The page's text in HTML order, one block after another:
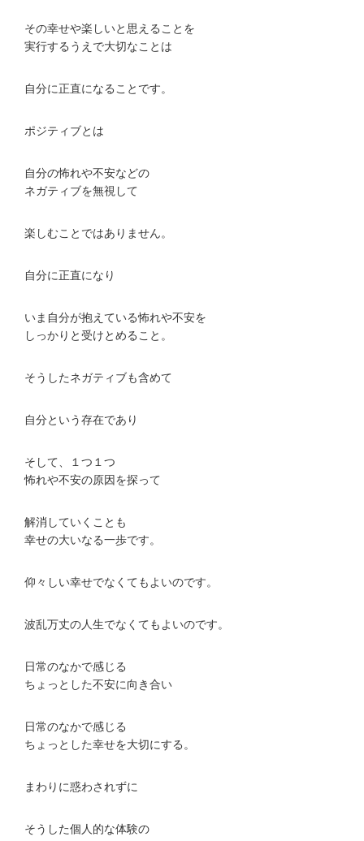
その幸せや楽しいと思えることを
実行するうえで大切なことは
自分に正直になることです。
ポジティブとは
自分の怖れや不安などの
ネガティブを無視して
楽しむことではありません。
自分に正直になり
いま自分が抱えている怖れや不安を
しっかりと受けとめること。
そうしたネガティブも含めて
自分という存在であり
そして、１つ１つ
怖れや不安の原因を探って
解消していくことも
幸せの大いなる一歩です。
仰々しい幸せでなくてもよいのです。
波乱万丈の人生でなくてもよいのです。
日常のなかで感じる
ちょっとした不安に向き合い
日常のなかで感じる
ちょっとした幸せを大切にする。
まわりに惑わされずに
そうした個人的な体験の